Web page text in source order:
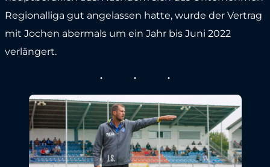
Regionalliga gut angelassen hatte, wurde der Vertrag
mit Jochen abermals um ein Jahr bis Juni 2022
verlängert.